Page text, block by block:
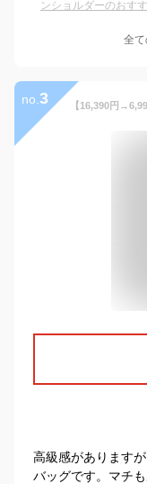
ンショルダーのおす
全て
no. 3
高級感があります
バッグです。マチ